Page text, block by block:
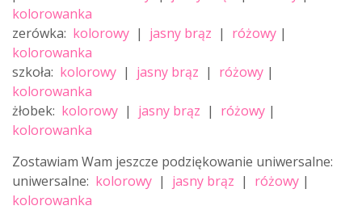
kolorowanka
zerówka: kolorowy | jasny brąz | różowy |
kolorowanka
szkoła: kolorowy | jasny brąz | różowy |
kolorowanka
żłobek: kolorowy | jasny brąz | różowy |
kolorowanka
Zostawiam Wam jeszcze podziękowanie uniwersalne:
uniwersalne: kolorowy | jasny brąz | różowy |
kolorowanka